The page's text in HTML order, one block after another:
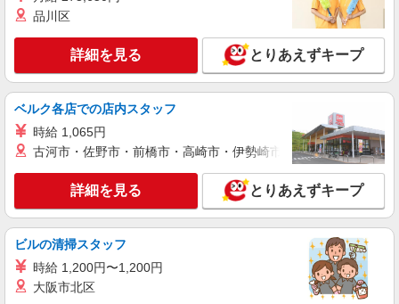
品川区
詳細を見る とりあえずキープ
ベルク各店での店内スタッフ
時給 1,065円
古河市・佐野市・前橋市・高崎市・伊勢崎市・太田市・館林市
詳細を見る とりあえずキープ
ビルの清掃スタッフ
時給 1,200円〜1,200円
大阪市北区